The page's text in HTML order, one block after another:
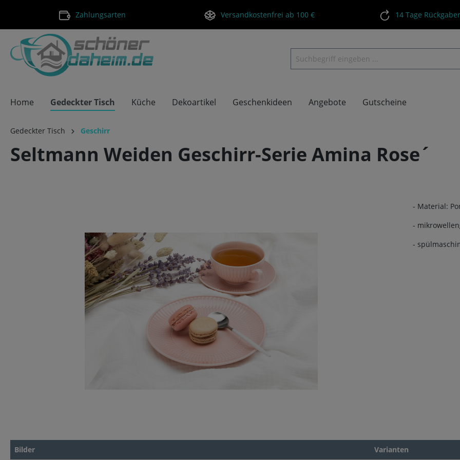
Zahlungsarten Versandkostenfrei ab 100 € 14 Tage
Home Gedeckter Tisch Küche Dekoartikel Geschenkideen Angebote Gutscheine
Gedeckter Tisch Geschirr
Seltmann Weiden Geschirr-Serie Amina Rose´
- Material:
-
-
Bilder Varianten